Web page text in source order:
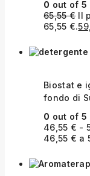
0 out of 5
65,55€ Il
65,55 €.
Biostat e
fondo di
0 out of 5
46,55 € -
46,55 € a